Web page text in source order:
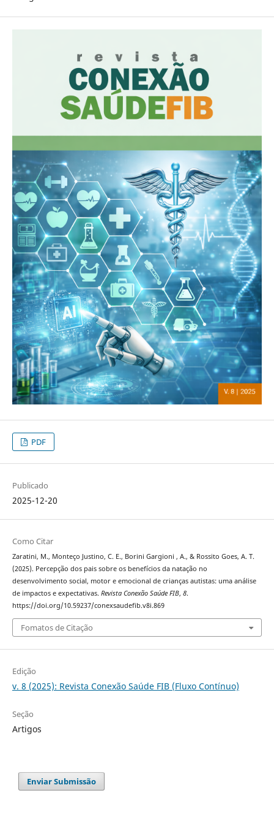
PDF
Publicado
2025-12-20
Como Citar
Zaratini, M., Monteço Justino, C. E., Borini Gargioni , A., & Rossito Goes, A. T.
(2025). Percepção dos pais sobre os benefícios da natação no
desenvolvimento social, motor e emocional de crianças autistas: uma análise
de impactos e expectativas. Revista Conexão Saúde FIB, 8.
https://doi.org/10.59237/conexsaudefib.v8i.869
Fomatos de Citação
Edição
v. 8 (2025): Revista Conexão Saúde FIB (Fluxo Contínuo)
Seção
Artigos
Enviar Submissão